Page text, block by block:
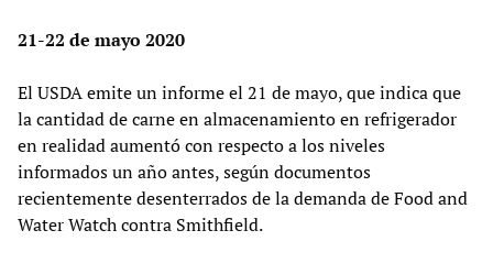
21-22 de mayo 2020
El USDA emite un informe el 21 de mayo, que indica que
la cantidad de carne en almacenamiento en refrigerador
en realidad aumentó con respecto a los niveles
informados un año antes, según documentos
recientemente desenterrados de la demanda de Food and
Water Watch contra Smithfield.